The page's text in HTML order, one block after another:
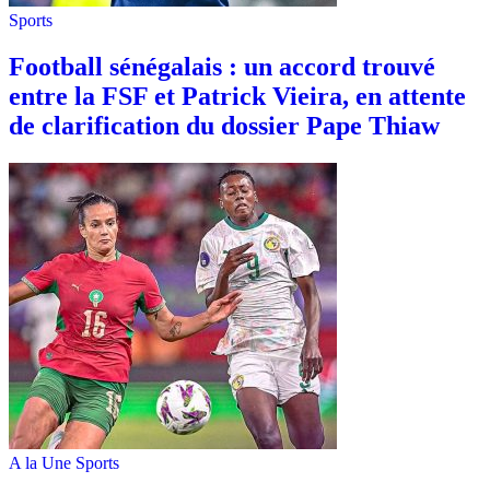
Sports
Football sénégalais : un accord trouvé
entre la FSF et Patrick Vieira, en attente
de clarification du dossier Pape Thiaw
A la Une Sports